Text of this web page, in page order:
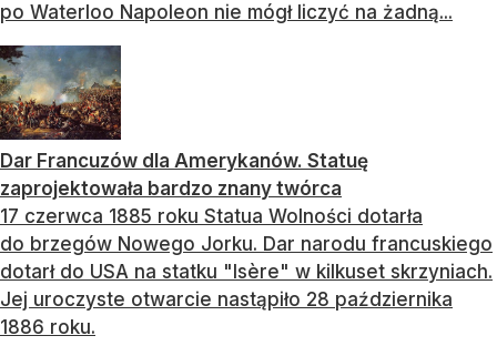
po Waterloo Napoleon nie mógł liczyć na żadną...
Dar Francuzów dla Amerykanów. Statuę
zaprojektowała bardzo znany twórca
17 czerwca 1885 roku Statua Wolności dotarła
do brzegów Nowego Jorku. Dar narodu francuskiego
dotarł do USA na statku "Isère" w kilkuset skrzyniach.
Jej uroczyste otwarcie nastąpiło 28 października
1886 roku.